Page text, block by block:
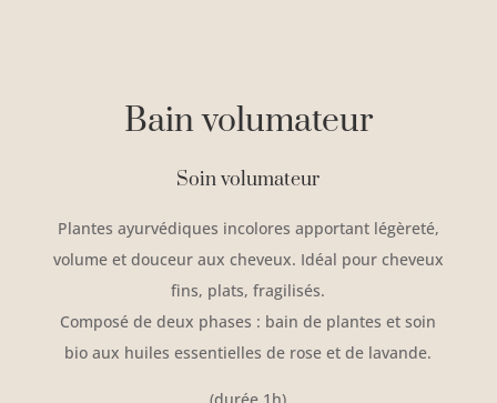
Bain volumateur
Soin volumateur
Plantes ayurvédiques incolores apportant légèreté,
volume et douceur aux cheveux. Idéal pour cheveux
fins, plats, fragilisés.
Composé de deux phases : bain de plantes et soin
bio aux huiles essentielles de rose et de lavande.